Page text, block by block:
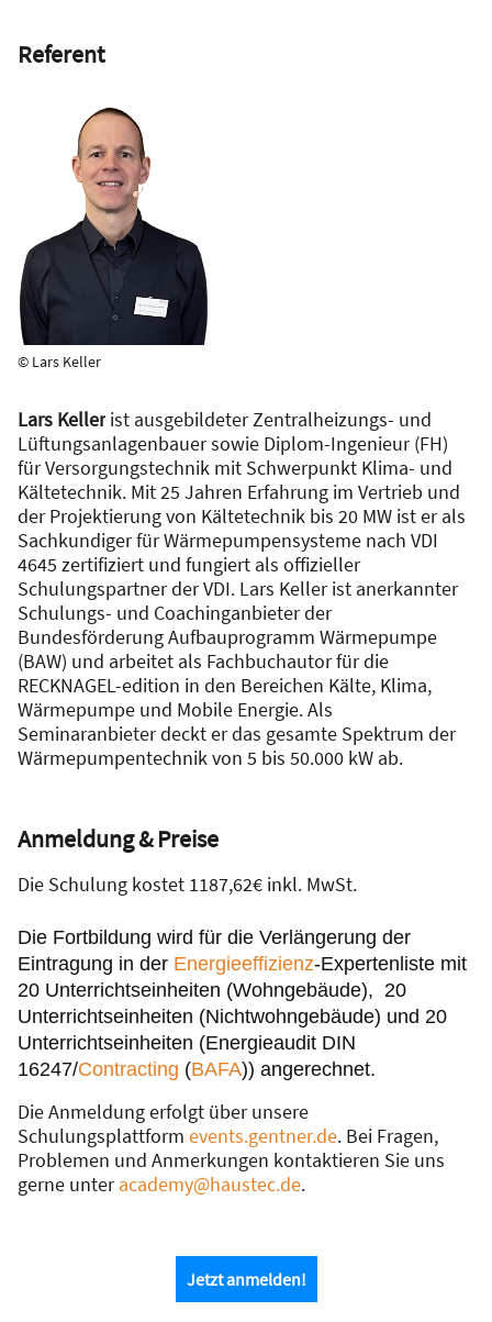
Referent
© Lars Keller
Lars Keller ist ausgebildeter Zentralheizungs- und
Lüftungsanlagenbauer sowie Diplom-Ingenieur (FH)
für Versorgungstechnik mit Schwerpunkt Klima- und
Kältetechnik. Mit 25 Jahren Erfahrung im Vertrieb und
der Projektierung von Kältetechnik bis 20 MW ist er als
Sachkundiger für Wärmepumpensysteme nach VDI
4645 zertifiziert und fungiert als offizieller
Schulungspartner der VDI. Lars Keller ist anerkannter
Schulungs- und Coachinganbieter der
Bundesförderung Aufbauprogramm Wärmepumpe
(BAW) und arbeitet als Fachbuchautor für die
RECKNAGEL-edition in den Bereichen Kälte, Klima,
Wärmepumpe und Mobile Energie. Als
Seminaranbieter deckt er das gesamte Spektrum der
Wärmepumpentechnik von 5 bis 50.000 kW ab.
Anmeldung & Preise
Die Schulung kostet 1187,62€ inkl. MwSt.
Die Fortbildung wird für die Verlängerung der
Eintragung in der Energieeffizienz-Expertenliste mit
20 Unterrichtseinheiten (Wohngebäude), 20
Unterrichtseinheiten (Nichtwohngebäude) und 20
Unterrichtseinheiten (Energieaudit DIN
16247/Contracting (BAFA)) angerechnet.
Die Anmeldung erfolgt über unsere
Schulungsplattform events.gentner.de. Bei Fragen,
Problemen und Anmerkungen kontaktieren Sie uns
gerne unteracademy@haustec.de.
Jetzt anmelden!